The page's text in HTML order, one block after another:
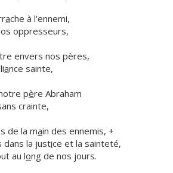
ache à l'ennemi,
oppresseurs,
envers nos pères,
ance sainte,
père Abraham
crainte,
de la main des ennemis, +
dans la justice et la sainteté,
au long de nos jours.